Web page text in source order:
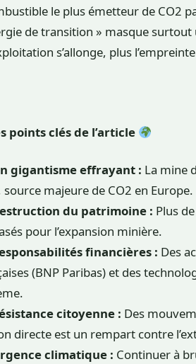
le plus émetteur de CO2
de transition » masque
s’allonge, plus
points clés de l’article
gigantisme effrayant : La mine
source majeure de CO2 en Europe.
du patrimoine : Plus
pour l’expansion minière.
financières : Des
(BNP Paribas) et des
citoyenne : Des
directe est un rempart contre
climatique : Continuer à